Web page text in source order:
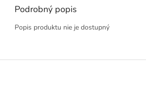
Podrobný popis
Popis produktu nie je dostupný
Z